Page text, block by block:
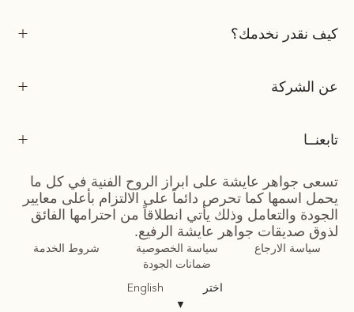
كيف نقدر نخدمك؟
عن الشركة
تابعنــا
تسعى جواهر عايشة على ابراز الروح الفنية في كل ما
يحمل اسمها كما تحرص دائماً على الالتزام بأعلى معايير
الجودة والتعامل وذلك يأتي انطلاقاً من احترامها الفائق
لذوق صديقات جواهر عايشة الرفيع.
سياسة الارجاع سياسة الخصوصية
شروط الخدمة
ضمانات الجودة
اختر
▼
English